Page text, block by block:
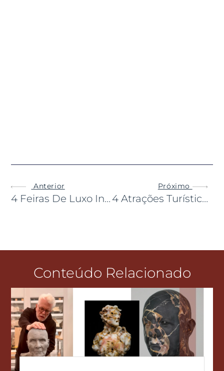
Anterior
4 Feiras De Luxo Incríveis
Próximo
4 Atrações Turísticas Mais Subestimadas Da Europa
Conteúdo Relacionado